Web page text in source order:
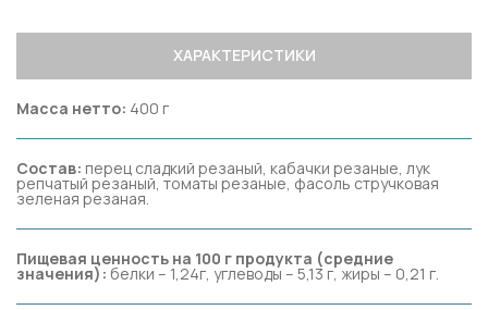
ХАРАКТЕРИСТИКИ
Масса нетто: 400 г
Состав: перец сладкий резаный, кабачки резаные, лук
репчатый резаный, томаты резаные, фасоль стручковая
зеленая резаная.
Пищевая ценность на 100 г продукта (средние
значения): белки – 1,24г, углеводы – 5,13 г, жиры – 0,21 г.